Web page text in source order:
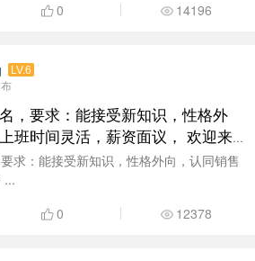
0 14196
LV.6
，要求：能接受新知识，性格外
班时间灵活，薪资面议， 欢迎来
求：能接受新知识，性格外向，认同销售
...
0 12378